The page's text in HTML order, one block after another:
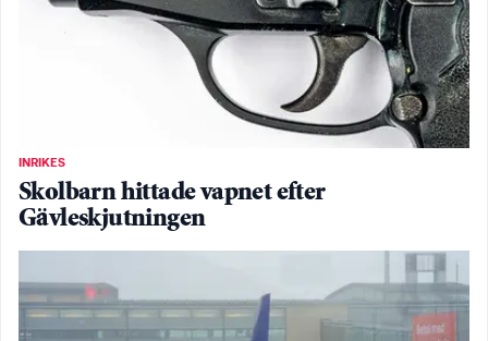
INRIKES
Skolbarn hittade vapnet efter
Gävleskjutningen